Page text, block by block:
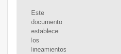
Este
documento
establece
los
lineamientos